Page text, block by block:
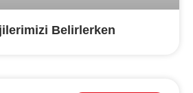
Belirlerken